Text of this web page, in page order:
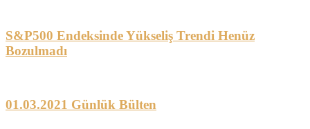
S&P500 Endeksinde Yükseliş Trendi Henüz
Bozulmadı
01.03.2021 Günlük Bülten